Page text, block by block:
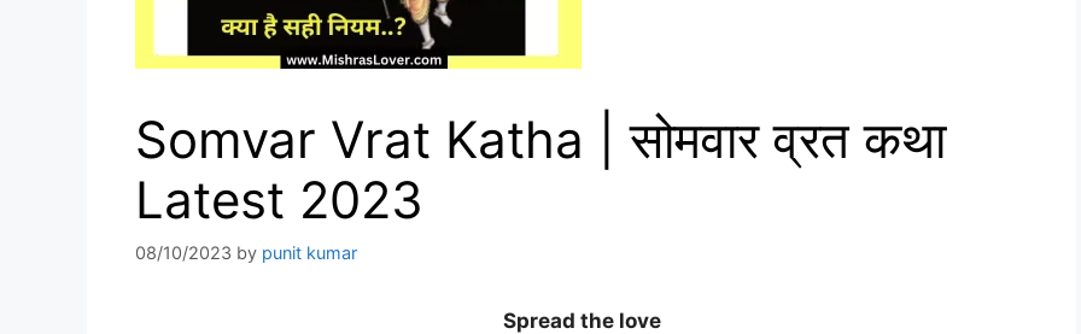
Somvar Vrat Katha | सोमवार व्रत कथा
Latest 2023
08/10/2023 by punit kumar
Spread the love